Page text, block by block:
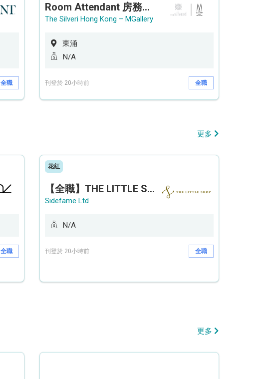
全職
Room Attendant 房務員 (Accor Hotel)
The Silveri Hong Kong – MGallery
東涌
N/A
刊登於 20小時前 全職
更多
全職
花紅
【全職】THE LITTLE SHOP (利園分店) Sales Operation Assistant 銷售營運助理【永久保證佣金+新人獎金$3,000】
Sidefame Ltd
N/A
刊登於 20小時前 全職
更多